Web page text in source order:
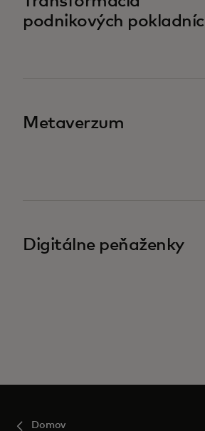
podnikových pokladníc
Metaverzum
opens in a new tab
Digitálne peňaženky
opens in a new tab
Domov